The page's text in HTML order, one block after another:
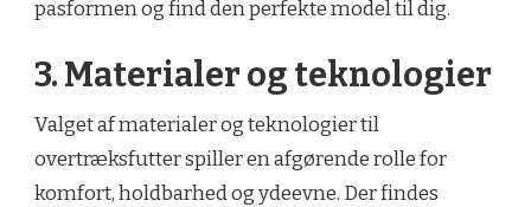
pasformen og find den perfekte model til dig.
3. Materialer og teknologier
Valget af materialer og teknologier til
overtræksfutter spiller en afgørende rolle for
komfort, holdbarhed og ydeevne. Der findes